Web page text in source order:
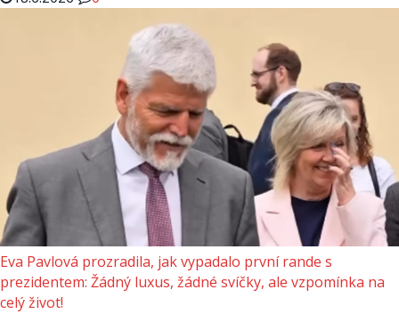
Eva Pavlová prozradila, jak vypadalo první rande s
prezidentem: Žádný luxus, žádné svíčky, ale vzpomínka na
celý život!